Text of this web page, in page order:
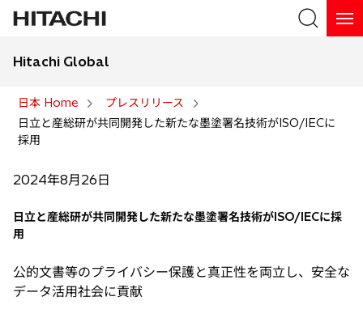
検索
Hitachi Global
日本 Home
プレスリリース
日立と産総研が共同開発した新たな墨塗署名技術がISO/IECに
採用
2024年8月26日
日立と産総研が共同開発した新たな墨塗署名技術がISO/IECに採
用
公的文書等のプライバシー保護と真正性を両立し、安全な
データ活用社会に貢献